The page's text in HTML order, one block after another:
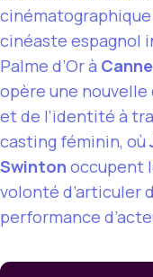
cinéaste espagnol
Palme d’Or à
opère une
et de l’identité à
casting féminin, où
Swinton occupent
volonté d’articuler
performance